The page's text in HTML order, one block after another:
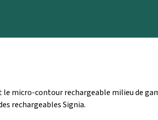
le micro-contour rechargeable milieu de
rechargeables Signia.